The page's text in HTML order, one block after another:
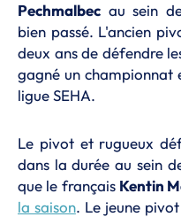
Pechmalbec au sein
bien passé. L'ancien
deux ans de défendre
gagné un championnat
ligue SEHA.
Le pivot et rugueux
dans la durée au sein
que le français Kentin
la saison. Le jeune